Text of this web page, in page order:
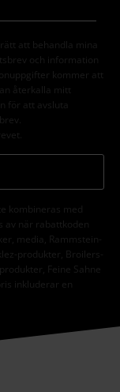
att behandla mina
och information
kommer att
återkalla mitt
för att avsluta
kombineras med
av när rabattkoden
media, Rammstein-
produkter, Broilers-
Feine Sahne
inkluderar en